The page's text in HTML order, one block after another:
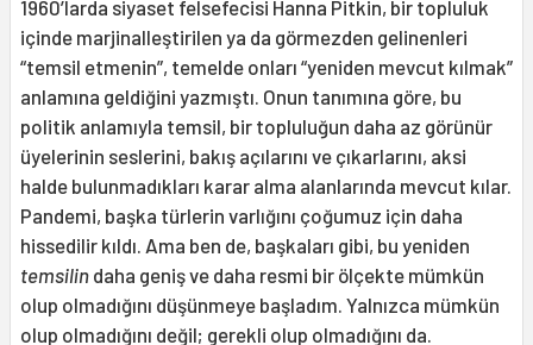
1960’larda siyaset felsefecisi Hanna Pitkin, bir topluluk
içinde marjinalleştirilen ya da görmezden gelinenleri
“temsil etmenin”, temelde onları “yeniden mevcut kılmak”
anlamına geldiğini yazmıştı. Onun tanımına göre, bu
politik anlamıyla temsil, bir topluluğun daha az görünür
üyelerinin seslerini, bakış açılarını ve çıkarlarını, aksi
halde bulunmadıkları karar alma alanlarında mevcut kılar.
Pandemi, başka türlerin varlığını çoğumuz için daha
hissedilir kıldı. Ama ben de, başkaları gibi, bu yeniden
temsilin daha geniş ve daha resmi bir ölçekte mümkün
olup olmadığını düşünmeye başladım. Yalnızca mümkün
olup olmadığını değil; gerekli olup olmadığını da.